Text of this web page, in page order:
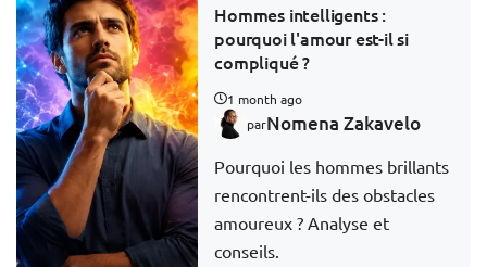
Hommes intelligents :
pourquoi l'amour est-il si
compliqué ?
1 month ago
parNomena Zakavelo
Pourquoi les hommes brillants
rencontrent-ils des obstacles
amoureux ? Analyse et
conseils.